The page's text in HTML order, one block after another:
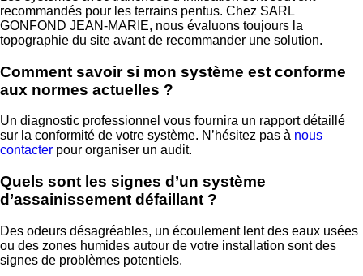
recommandés pour les terrains pentus. Chez SARL
GONFOND JEAN-MARIE, nous évaluons toujours la
topographie du site avant de recommander une solution.
Comment savoir si mon système est conforme
aux normes actuelles ?
Un diagnostic professionnel vous fournira un rapport détaillé
sur la conformité de votre système. N’hésitez pas à nous
contacter pour organiser un audit.
Quels sont les signes d’un système
d’assainissement défaillant ?
Des odeurs désagréables, un écoulement lent des eaux usées
ou des zones humides autour de votre installation sont des
signes de problèmes potentiels.